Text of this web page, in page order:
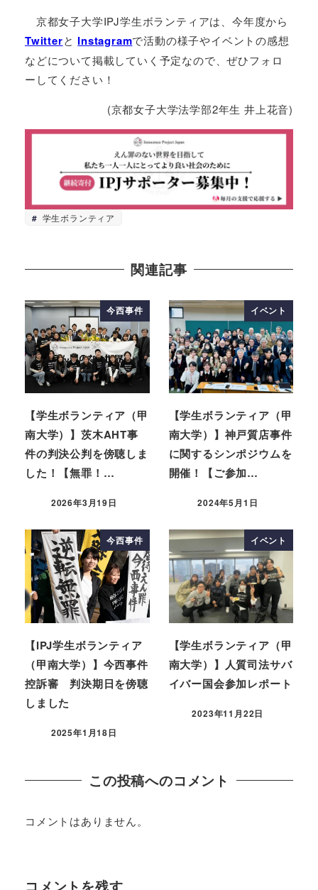
京都女子大学IPJ学生ボランティアは、今年度から
Twitterと Instagramで活動の様子やイベントの感想
などについて掲載していく予定なので、ぜひフォロ
ーしてください！
(京都女子大学法学部2年生 井上花音)
学生ボランティア
関連記事
今西事件
【学生ボランティア（甲
南大学）】茨木AHT事
件の判決公判を傍聴しま
した！【無罪！…
2026年3月19日
イベント
【学生ボランティア（甲
南大学）】神戸質店事件
に関するシンポジウムを
開催！【ご参加…
2024年5月1日
今西事件
【IPJ学生ボランティア
（甲南大学）】今西事件
控訴審 判決期日を傍聴
しました
2025年1月18日
イベント
【学生ボランティア（甲
南大学）】人質司法サバ
イバー国会参加レポート
2023年11月22日
この投稿へのコメント
コメントはありません。
コメントを残す